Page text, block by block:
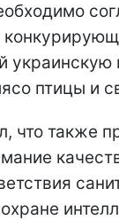
птицы и
что также